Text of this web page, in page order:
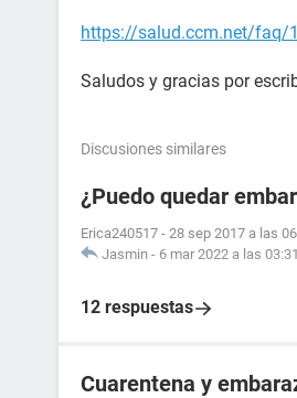
https://salud.ccm.net/faq/
Saludos y gracias por
Discusiones similares
¿Puedo quedar
Erica240517 - 28 sep 2017 a las
Jasmin - 6 mar 2022 a las 03:31
12 respuestas
Cuarentena y